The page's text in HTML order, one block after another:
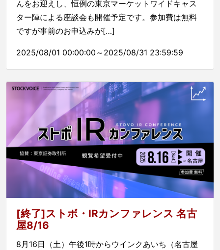
んをお迎えし、恒例の東京マーケットワイドキャス
ター陣による座談会も開催予定です。参加費は無料
ですが事前のお申込みが[…]
2025/08/01 00:00:00～2025/08/31 23:59:59
[終了]ストボ・IRカンファレンス 名古
屋8/16
8月16日（土）午後1時からウインクあいち（名古屋